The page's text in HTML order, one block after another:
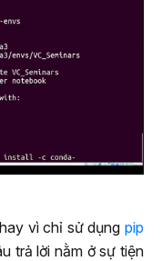
vì chỉ sử dụng pip
trả lời nằm ở sự tiện